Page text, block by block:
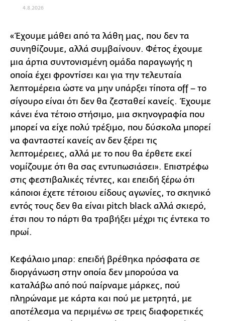
4.8.2026
«Έχουμε μάθει από τα λάθη μας, που δεν τα
συνηθίζουμε, αλλά συμβαίνουν. Φέτος έχουμε
μια άρτια συντονισμένη ομάδα παραγωγής η
οποία έχει φροντίσει και για την τελευταία
λεπτομέρεια ώστε να μην υπάρξει τίποτα off – το
σίγουρο είναι ότι δεν θα ζεσταθεί κανείς. Έχουμε
κάνει ένα τέτοιο στήσιμο, μια σκηνογραφία που
μπορεί να είχε πολύ τρέξιμο, που δύσκολα μπορεί
να φανταστεί κανείς αν δεν ξέρει τις
λεπτομέρειες, αλλά με το που θα έρθετε εκεί
νομίζουμε ότι θα σας εντυπωσιάσει». Επιστρέφω
στις φεστιβαλικές τέντες, και επειδή ξέρω ότι
κάποιοι έχετε τέτοιου είδους αγωνίες, το σκηνικό
εντός τους δεν θα είναι pitch black αλλά σκιερό,
έτσι που το πάρτι θα τραβήξει μέχρι τις έντεκα το
πρωί.
Κεφάλαιο μπαρ: επειδή βρέθηκα πρόσφατα σε
διοργάνωση στην οποία δεν μπορούσα να
καταλάβω από πού παίρναμε μάρκες, πού
πληρώναμε με κάρτα και πού με μετρητά, με
αποτέλεσμα να περιμένω σε τρεις διαφορετικές